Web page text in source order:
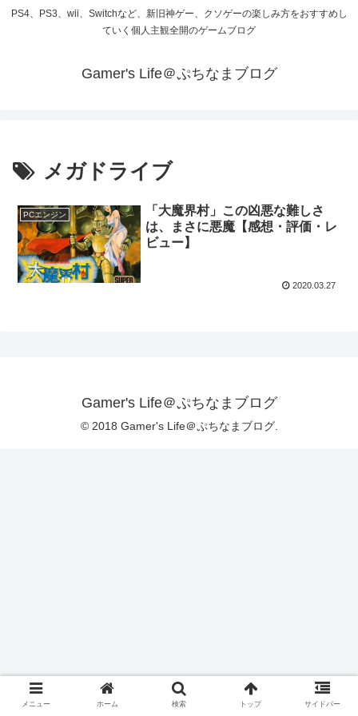
PS4、PS3、wii、Switchなど、新旧神ゲー、クソゲーの楽しみ方をおすすめし
ていく個人主観全開のゲームブログ
Gamer's Life＠ぷちなまブログ
メガドライブ
PCエンジン
「大魔界村」この凶悪な難しさ
は、まさに悪魔【感想・評価・レ
ビュー】
2020.03.27
Gamer's Life＠ぷちなまブログ
© 2018 Gamer's Life＠ぷちなまブログ.
メニュー ホーム 検索 トップ サイドバー